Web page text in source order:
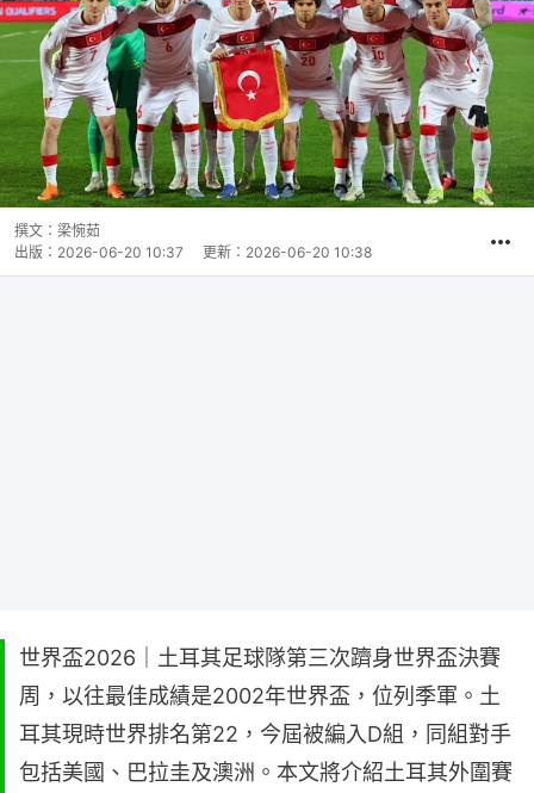
撰文： 梁惋茹
出版： 2026-06-20 10:37 更新： 2026-06-20 10:38
世界盃2026｜土耳其足球隊第三次躋身世界盃決賽
周，以往最佳成績是2002年世界盃，位列季軍。土
耳其現時世界排名第22，今屆被編入D組，同組對手
包括美國、巴拉圭及澳洲。本文將介紹土耳其外圍賽